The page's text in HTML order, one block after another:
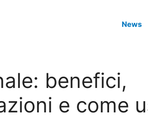
News
benefici,
e come